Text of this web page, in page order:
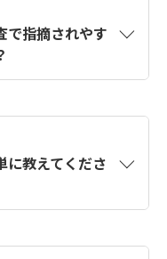
で指摘されやす
の発行を翌期にず
に教えてくださ